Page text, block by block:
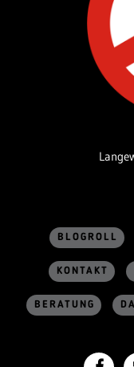
BLOGROLL
KONTAKT
BERATUNG